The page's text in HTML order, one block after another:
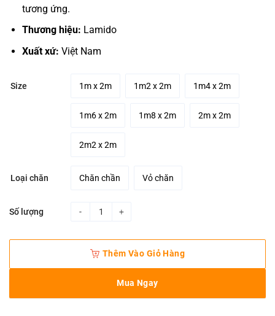
tương ứng.
Thương hiệu: Lamido
Xuất xứ: Việt Nam
Size 1m x 2m 1m2 x 2m 1m4 x 2m
1m6 x 2m 1m8 x 2m 2m x 2m
2m2 x 2m
Loại chăn Chăn chần Vỏ chăn
Số lượng
Bộ chăn ga gối 5 món lụa tencel 60s Be nâu quantity
Thêm Vào Giỏ Hàng
Mua Ngay